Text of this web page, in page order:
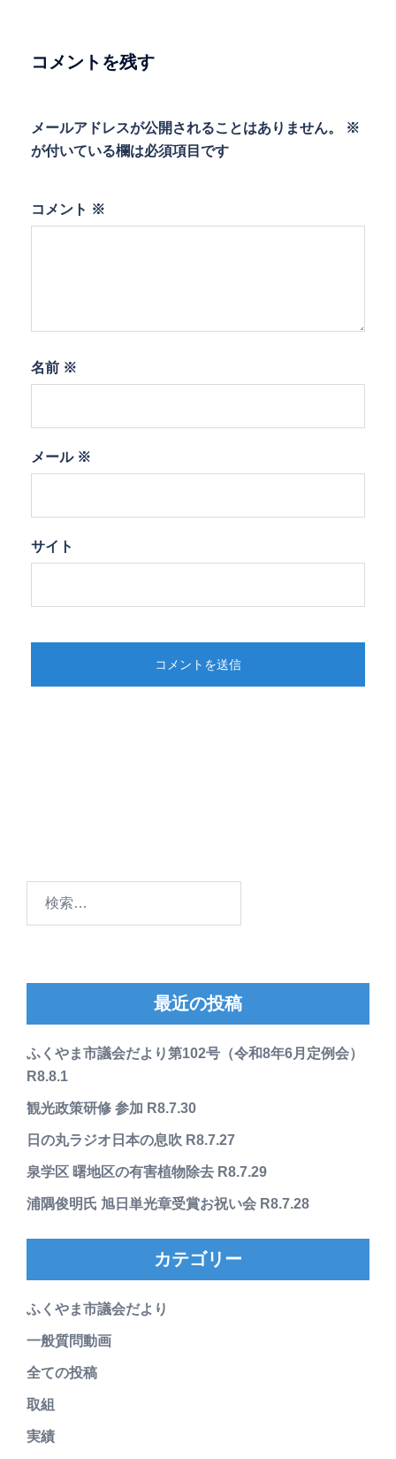
ョコメントを残す
メールアドレスが公開されることはありません。
※
が付いている欄は必須項目です
コメント ※
名前 ※
メール ※
サイト
最近の投稿
ふくやま市議会だより第102号（令和8年6月定例会）
R8.8.1
観光政策研修 参加 R8.7.30
日の丸ラジオ日本の息吹 R8.7.27
泉学区 曙地区の有害植物除去 R8.7.29
浦隅俊明氏 旭日単光章受賞お祝い会 R8.7.28
カテゴリー
ふくやま市議会だより
一般質問動画
全ての投稿
取組
実績